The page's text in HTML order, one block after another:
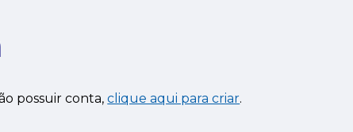
possuir conta,clique aqui para criar.